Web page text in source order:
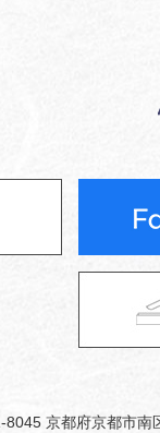
8045 京都府京都市南